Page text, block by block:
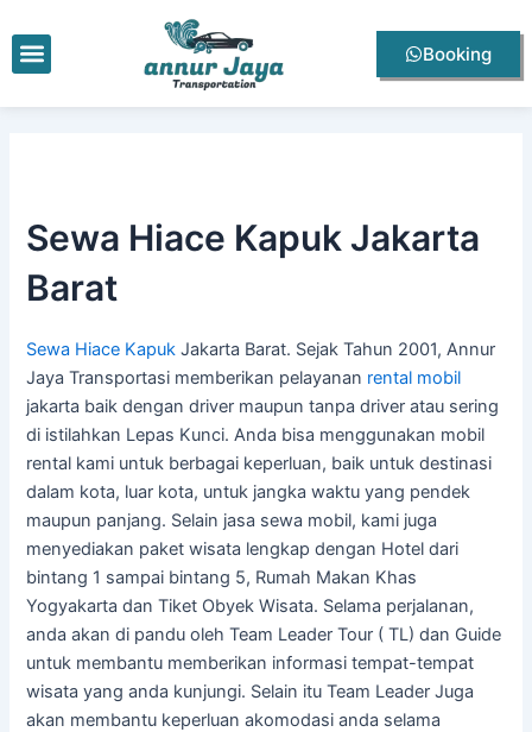
ke
konten
Menu Booking
Sewa Hiace Kapuk Jakarta
Barat
Sewa Hiace Kapuk Jakarta Barat. Sejak Tahun 2001, Annur
Jaya Transportasi memberikan pelayanan rental mobil
jakarta baik dengan driver maupun tanpa driver atau sering
di istilahkan Lepas Kunci. Anda bisa menggunakan mobil
rental kami untuk berbagai keperluan, baik untuk destinasi
dalam kota, luar kota, untuk jangka waktu yang pendek
maupun panjang. Selain jasa sewa mobil, kami juga
menyediakan paket wisata lengkap dengan Hotel dari
bintang 1 sampai bintang 5, Rumah Makan Khas
Yogyakarta dan Tiket Obyek Wisata. Selama perjalanan,
anda akan di pandu oleh Team Leader Tour ( TL) dan Guide
untuk membantu memberikan informasi tempat-tempat
wisata yang anda kunjungi. Selain itu Team Leader Juga
akan membantu keperluan akomodasi anda selama
navigation